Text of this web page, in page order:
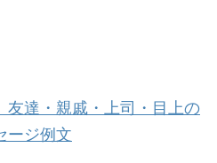
友達・親戚・上司・目上の
ージ例文